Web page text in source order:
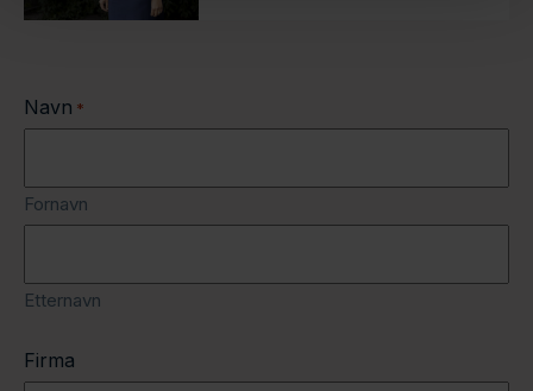
Navn *
Fornavn
Etternavn
Firma